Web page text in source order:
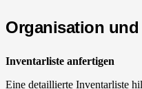
Organisation
Inventarliste anfertigen
Eine detaillierte Inventarliste